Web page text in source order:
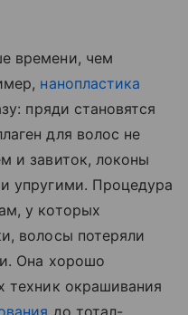
времени, чем
нанопластика
пряди становятся
для волос не
и завиток, локоны
упругими. Процедура
у которых
волосы потеряли
Она хорошо
техник окрашивания
до тотал-